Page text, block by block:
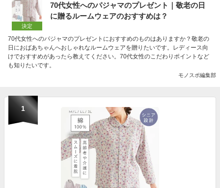
決定
70代女性へのパジャマのプレゼント｜敬老の日
に贈るルームウェアのおすすめは？
70代女性へのパジャマのプレゼントにおすすめのものはありますか？敬老の
日におばあちゃんへおしゃれなルームウェアを贈りたいです。レディース向
けでおすすめがあったら教えてください。70代女性のこだわりポイントなど
も知りたいです。
モノスポ編集部
1